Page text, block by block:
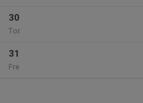
30
Tor
31
Fre